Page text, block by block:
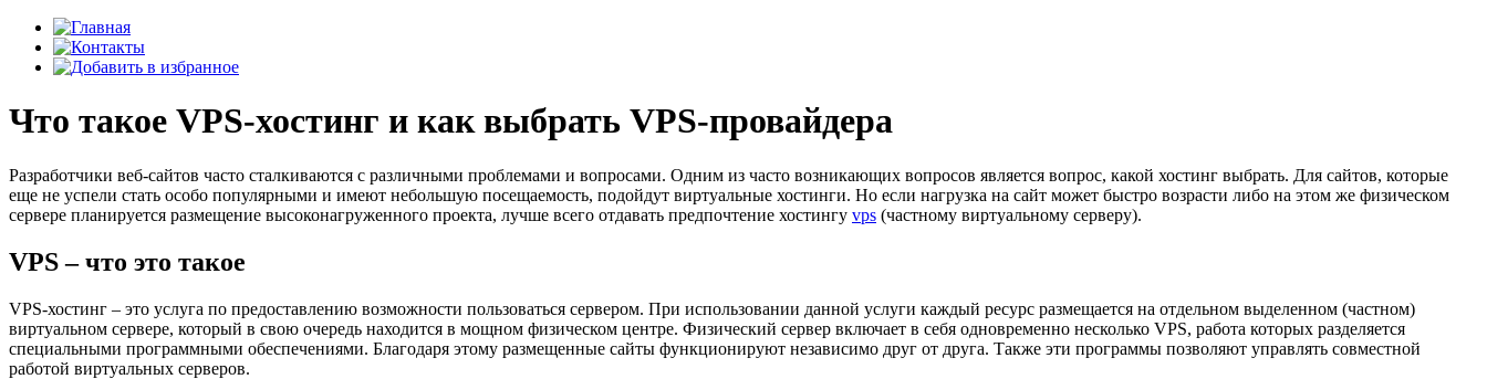
Что такое VPS-хостинг и как выбрать VPS-провайдера
Разработчики веб-сайтов часто сталкиваются с различными проблемами и вопросами. Одним из часто возникающих вопросов является вопрос, какой хостинг выбрать. Для сайтов, которые
еще не успели стать особо популярными и имеют небольшую посещаемость, подойдут виртуальные хостинги. Но если нагрузка на сайт может быстро возрасти либо на этом же физическом
сервере планируется размещение высоконагруженного проекта, лучше всего отдавать предпочтение хостингу vps (частному виртуальному серверу).
VPS – что это такое
VPS-хостинг – это услуга по предоставлению возможности пользоваться сервером. При использовании данной услуги каждый ресурс размещается на отдельном выделенном (частном)
виртуальном сервере, который в свою очередь находится в мощном физическом центре. Физический сервер включает в себя одновременно несколько VPS, работа которых разделяется
специальными программными обеспечениями. Благодаря этому размещенные сайты функционируют независимо друг от друга. Также эти программы позволяют управлять совместной
работой виртуальных серверов.